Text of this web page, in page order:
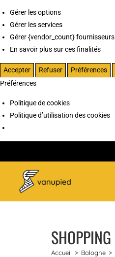
Gérer les options
Gérer les services
Gérer {vendor_count} fournisseurs
En savoir plus sur ces finalités
Accepter Refuser Préférences
Préférences
Politique de cookies
Politique d’utilisation des cookies
Accueil > Bologne >